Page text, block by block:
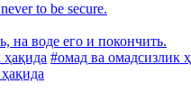
to be secure.
на воде его и покончить.
ҳақида #омад ва омадсизлик